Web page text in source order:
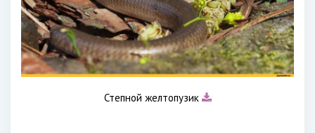
Степной желтопузик